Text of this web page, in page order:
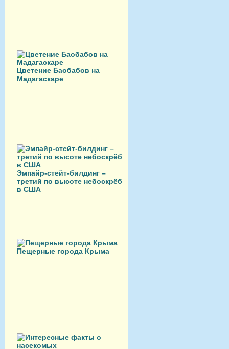
Цветение Баобабов на
Мадагаскаре
Эмпайр-стейт-билдинг –
третий по высоте небоскрёб
в США
Пещерные города Крыма